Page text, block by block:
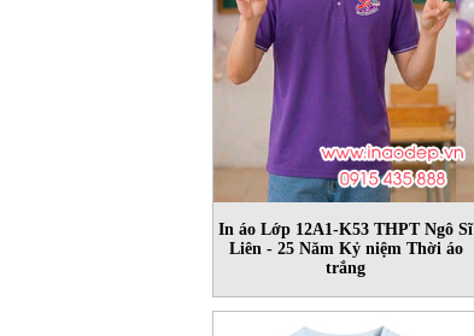
In áo Lớp 12A1-K53 THPT Ngô Sĩ
Liên - 25 Năm Kỷ niệm Thời áo
trắng